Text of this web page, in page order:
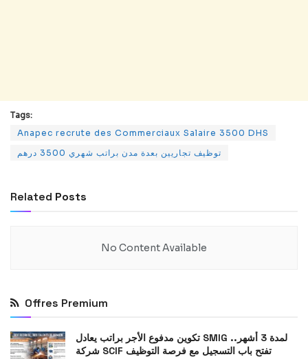
Tags:
Anapec recrute des Commerciaux Salaire 3500 DHS
توظيف تجاريين بعدة مدن براتب شهري 3500 درهم
Related Posts
No Content Available
Offres Premium
تكوين مدفوع الأجر براتب يعادل SMIG لمدة 3 أشهر..
شركة SCIF تفتح باب التسجيل مع فرصة التوظيف